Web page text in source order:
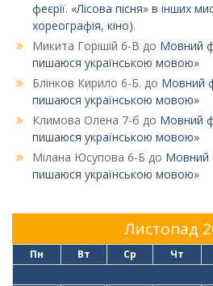
феєрії. «Лісова пісня» в інших
хореографія, кіно).
Микита Горішій 6-В до Мовний
пишаюся українською мовою»
Блінков Кирило 6-Б. до Мовний
пишаюся українською мовою»
Климова Олена 7-б до Мовний
пишаюся українською мовою»
Мілана Юсупова 6-Б до Мовний
пишаюся українською мовою»
Листопад
Пн Вт Ср Чт